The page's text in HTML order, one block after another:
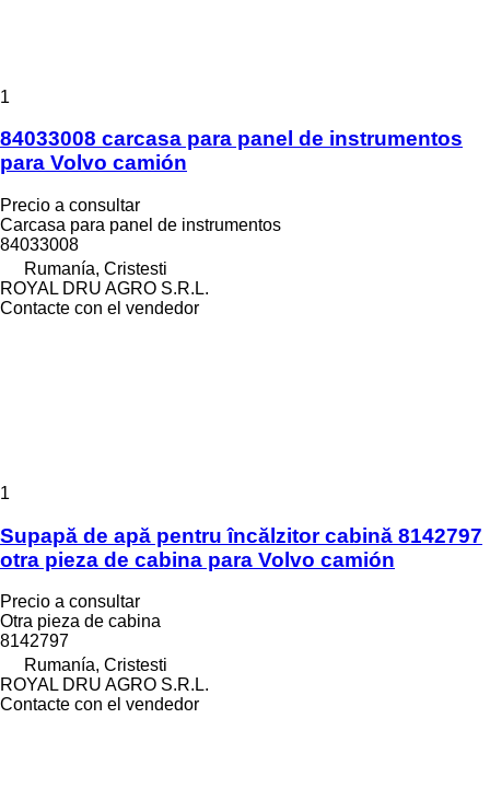
1
84033008 carcasa para panel de instrumentos
para Volvo camión
Precio a consultar
Carcasa para panel de instrumentos
84033008
Rumanía, Cristesti
ROYAL DRU AGRO S.R.L.
Contacte con el vendedor
1
Supapă de apă pentru încălzitor cabină 8142797
otra pieza de cabina para Volvo camión
Precio a consultar
Otra pieza de cabina
8142797
Rumanía, Cristesti
ROYAL DRU AGRO S.R.L.
Contacte con el vendedor